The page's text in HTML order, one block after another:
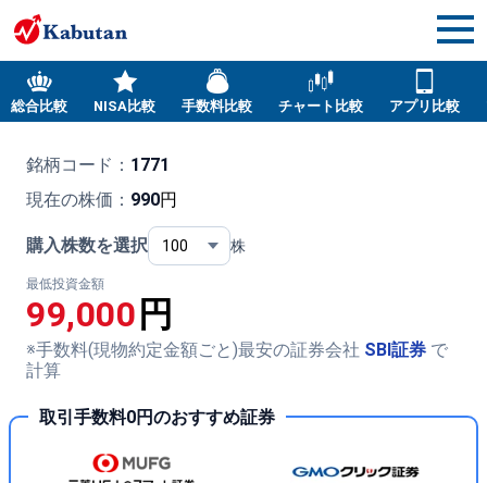
総合比較 NISA比較 手数料比較 チャート比較 アプリ比較
銘柄コード： 1771
現在の株価： 990円
購入株数を選択 株
最低投資金額
99,000 円
※手数料(現物約定金額ごと)最安の証券会社 SBI証券 で
計算
取引手数料0円のおすすめ証券